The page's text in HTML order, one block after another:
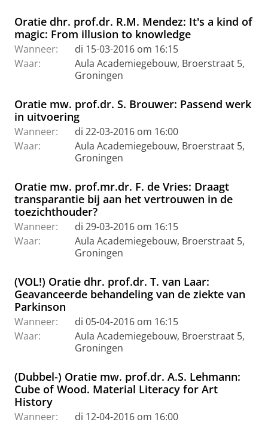
Oratie dhr. prof.dr. R.M. Mendez: It's a kind of
magic: From illusion to knowledge
Wanneer:
di 15-03-2016 om 16:15
Waar:
Aula Academiegebouw, Broerstraat 5,
Groningen
Oratie mw. prof.dr. S. Brouwer: Passend werk
in uitvoering
Wanneer:
di 22-03-2016 om 16:00
Waar:
Aula Academiegebouw, Broerstraat 5,
Groningen
Oratie mw. prof.mr.dr. F. de Vries: Draagt
transparantie bij aan het vertrouwen in de
toezichthouder?
Wanneer:
di 29-03-2016 om 16:15
Waar:
Aula Academiegebouw, Broerstraat 5,
Groningen
(VOL!) Oratie dhr. prof.dr. T. van Laar:
Geavanceerde behandeling van de ziekte van
Parkinson
Wanneer:
di 05-04-2016 om 16:15
Waar:
Aula Academiegebouw, Broerstraat 5,
Groningen
(Dubbel-) Oratie mw. prof.dr. A.S. Lehmann:
Cube of Wood. Material Literacy for Art
History
Wanneer:
di 12-04-2016 om 16:00